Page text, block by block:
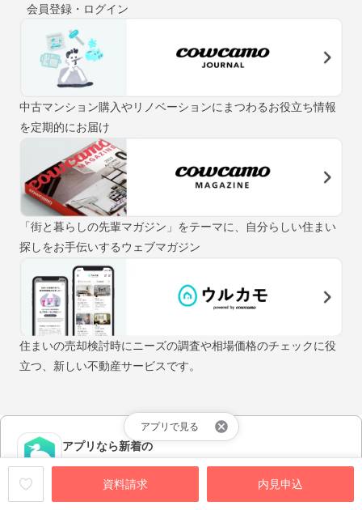
資料請求 内見申込
アプリで見る
会員登録・ログイン
中古マンション購入やリノベーションにまつわるお役立ち情報
を定期的にお届け
「街と暮らしの先輩マガジン」をテーマに、自分らしい住まい
探しをお手伝いするウェブマガジン
住まいの売却検討時にニーズの調査や相場価格のチェックに役
立つ、新しい不動産サービスです。
アプリなら新着の
物件情報が早く届く！